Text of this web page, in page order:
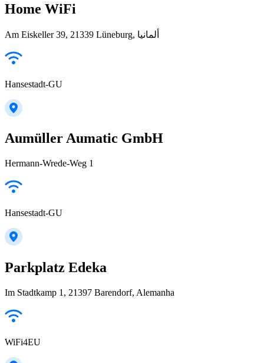
Home WiFi
Am Eiskeller 39, 21339 Lüneburg, ألمانيا
Hansestadt-GU
Aumüller Aumatic GmbH
Hermann-Wrede-Weg 1
Hansestadt-GU
Parkplatz Edeka
Im Stadtkamp 1, 21397 Barendorf, Alemanha
WiFi4EU